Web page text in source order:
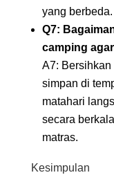
yang berbeda.
Q7:
camping
A7: Bersihkan
simpan di
matahari
secara
matras.
Kesimpulan